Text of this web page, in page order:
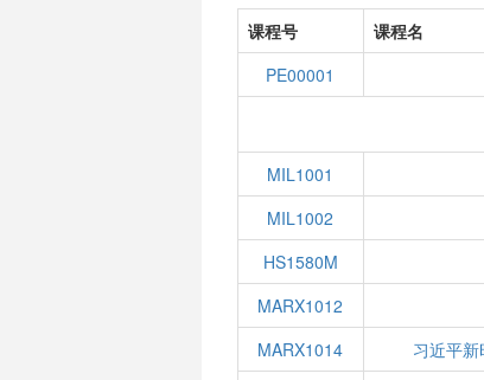
课程号 课程名
PE00001
MIL1001
MIL1002
HS1580M
MARX1012
MARX1014
习近平